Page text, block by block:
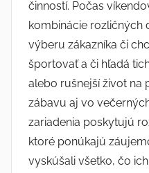
činností. Počas
kombinácie rozličných
výberu zákazníka či
športovať a či hľadá
alebo rušnejší život na
zábavu aj vo
zariadenia poskytujú
ktoré ponúkajú
vyskúšali všetko, čo